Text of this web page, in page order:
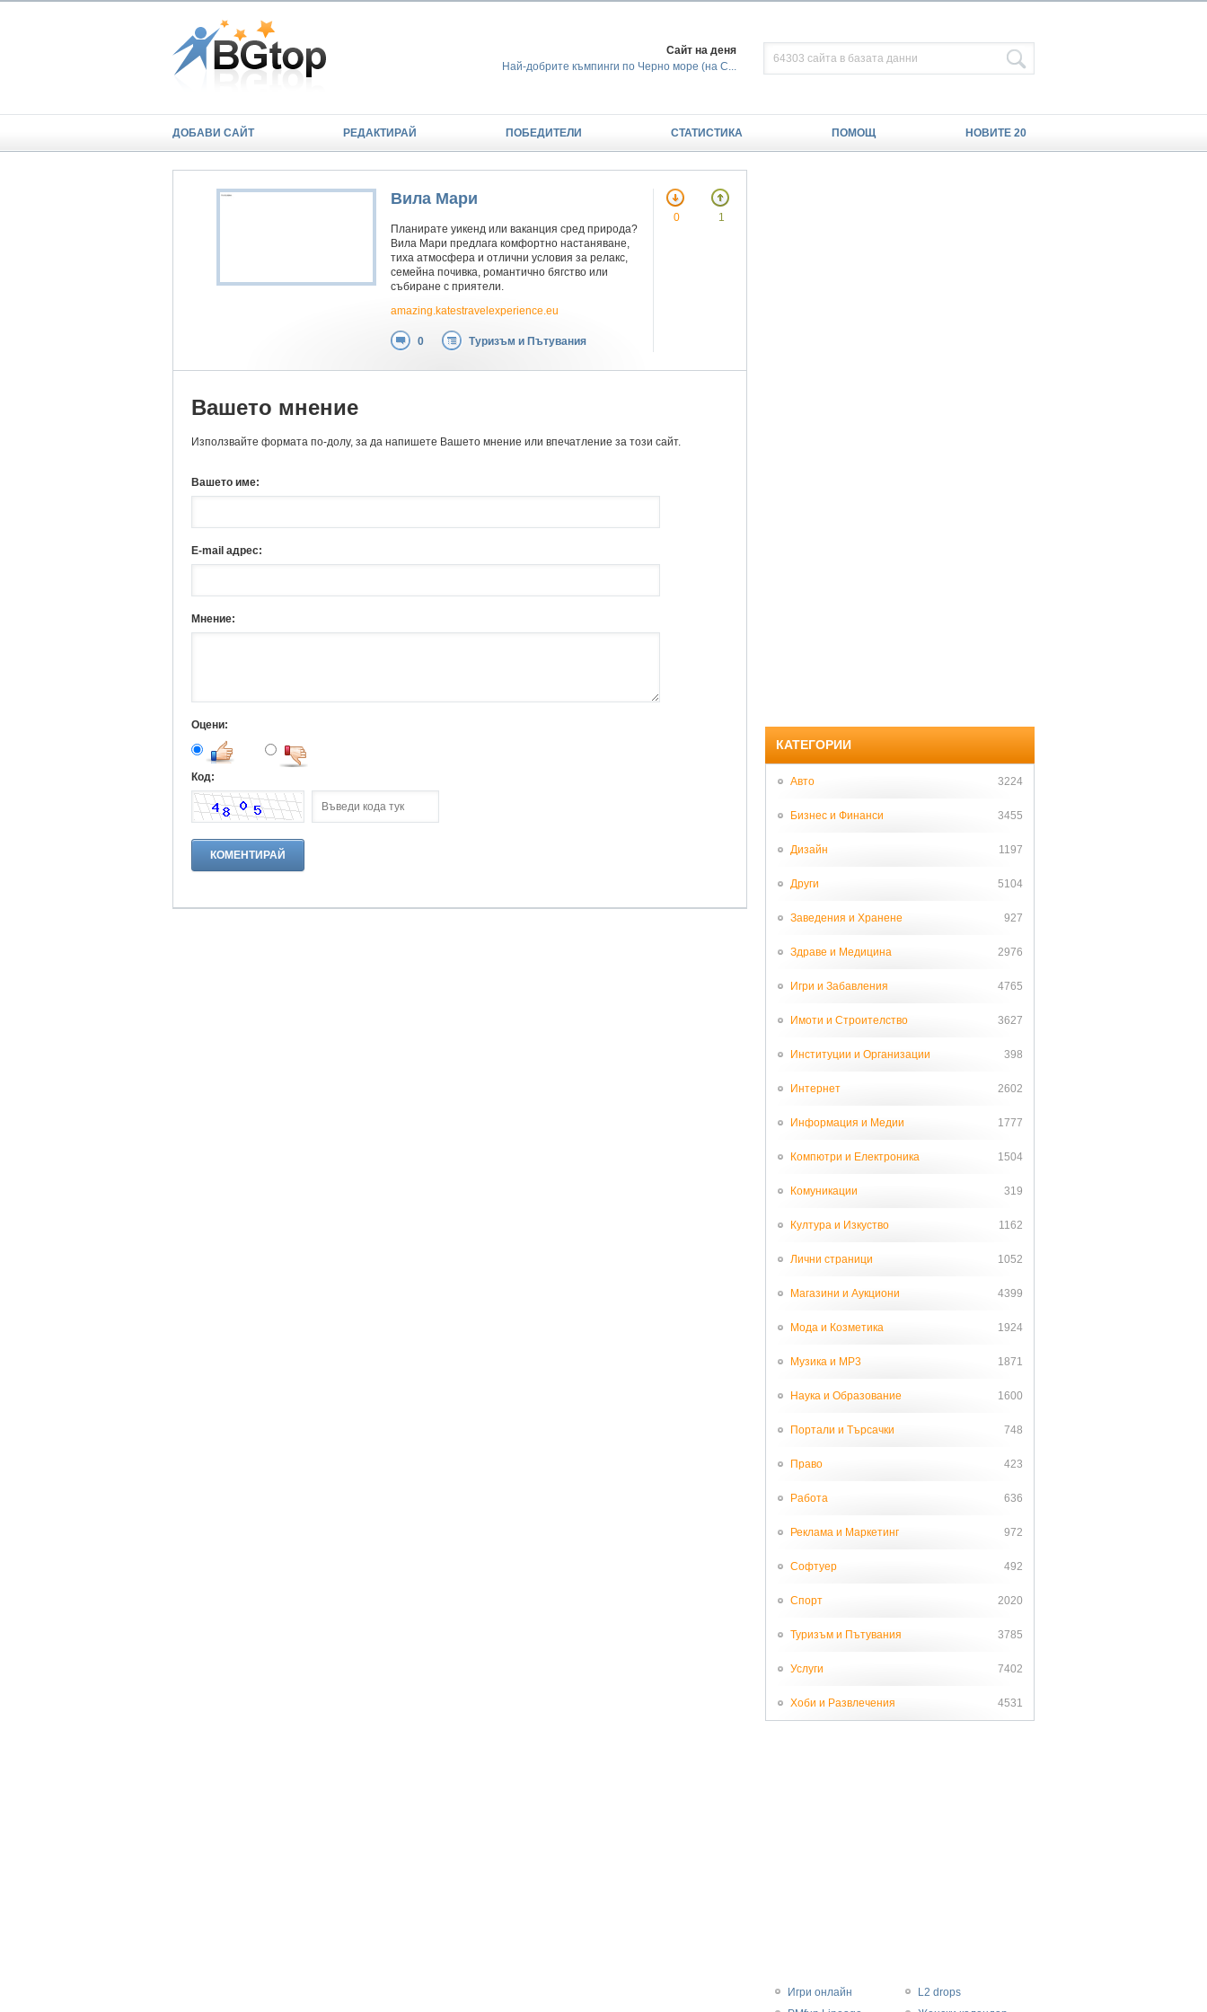
Сайт на деня
Най-добрите къмпинги по Черно море (на С...
ДОБАВИ САЙТ РЕДАКТИРАЙ ПОБЕДИТЕЛИ СТАТИСТИКА ПОМОЩ НОВИТЕ 20
Вила Мари
Планирате уикенд или ваканция сред природа?
Вила Мари предлага комфортно настаняване,
тиха атмосфера и отлични условия за релакс,
семейна почивка, романтично бягство или
събиране с приятели.
amazing.katestravelexperience.eu
0 Туризъм и Пътувания
0 1
Вашето мнение
Използвайте формата по-долу, за да напишете Вашето мнение или впечатление за този сайт.
Вашето име:
E-mail адрес:
Мнение:
Оцени:
Код:
КАТЕГОРИИ
Авто 3224
Бизнес и Финанси 3455
Дизайн 1197
Други 5104
Заведения и Хранене 927
Здраве и Медицина 2976
Игри и Забавления 4765
Имоти и Строителство 3627
Институции и Организации 398
Интернет 2602
Информация и Медии 1777
Компютри и Електроника 1504
Комуникации 319
Култура и Изкуство 1162
Лични страници 1052
Магазини и Аукциони 4399
Мода и Козметика 1924
Музика и MP3 1871
Наука и Образование 1600
Портали и Търсачки 748
Право 423
Работа 636
Реклама и Маркетинг 972
Софтуер 492
Спорт 2020
Туризъм и Пътувания 3785
Услуги 7402
Хоби и Развлечения 4531
Игри онлайн
L2 drops